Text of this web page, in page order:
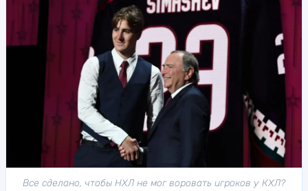
Все сделано, чтобы НХЛ не мог воровать игроков у КХЛ?